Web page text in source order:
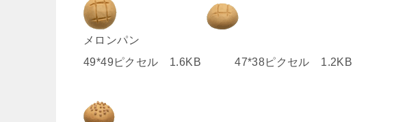
メロンパン
49*49ピクセル 1.6KB 47*38ピクセル 1.2KB